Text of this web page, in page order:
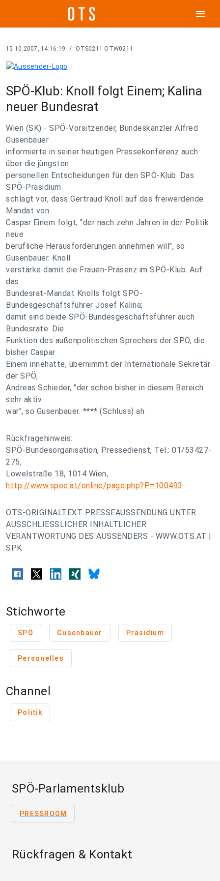
menu
15.10.2007, 14:16:19 / OTS0211 OTW0211
SPÖ-Klub: Knoll folgt Einem; Kalina
neuer Bundesrat
Wien (SK) - SPÖ-Vorsitzender, Bundeskanzler Alfred
Gusenbauer
informierte in seiner heutigen Pressekonferenz auch
über die jüngsten
personellen Entscheidungen für den SPÖ-Klub. Das
SPÖ-Präsidium
schlägt vor, dass Gertraud Knoll auf das freiwerdende
Mandat von
Caspar Einem folgt, "der nach zehn Jahren in der Politik
neue
berufliche Herausforderungen annehmen will", so
Gusenbauer. Knoll
verstärke damit die Frauen-Präsenz im SPÖ-Klub. Auf
das
Bundesrat-Mandat Knolls folgt SPÖ-
Bundesgeschäftsführer Josef Kalina;
damit sind beide SPÖ-Bundesgeschäftsführer auch
Bundesräte. Die
Funktion des außenpolitischen Sprechers der SPÖ, die
bisher Caspar
Einem innehatte, übernimmt der Internationale Sekretär
der SPÖ,
Andreas Schieder, "der schon bisher in diesem Bereich
sehr aktiv
war", so Gusenbauer. **** (Schluss) ah
Rückfragehinweis:
SPÖ-Bundesorganisation, Pressedienst, Tel.: 01/53427-
275,
Löwelstraße 18, 1014 Wien,
http://www.spoe.at/online/page.php?P=100493
OTS-ORIGINALTEXT PRESSEAUSSENDUNG UNTER
AUSSCHLIESSLICHER INHALTLICHER
VERANTWORTUNG DES AUSSENDERS - WWW.OTS.AT |
SPK
Stichworte
SPÖ Gusenbauer Präsidium
Personelles
Channel
Politik
SPÖ-Parlamentsklub
PRESSROOM
Rückfragen & Kontakt